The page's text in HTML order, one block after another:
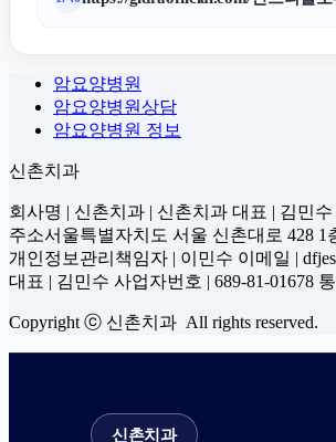
암요양병원
암요양병원상담
암요양병원 정보
신촌치과
회사명 | 신촌치과 | 신촌치과 대표 | 김민수
주소서울특별자치도 서울 신촌대로 428 1
개인정보관리책임자 | 이민수 이메일 |
대표 | 김민수 사업자번호 | 689-81-01678
Copyright ⓒ 신촌치과 All rights reserved.
신촌치과